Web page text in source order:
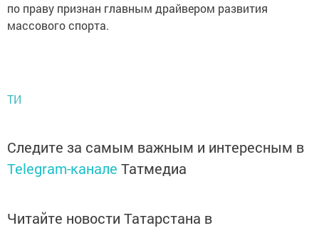
по праву признан главным драйвером развития
массового спорта.
ТИ
Следите за самым важным и интересным в
Telegram-канале Татмедиа
Читайте новости Татарстана в